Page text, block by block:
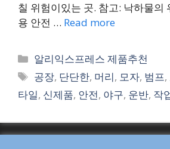
칠 위험이있는 곳. 참고: 낙하물의
용 안전 … Read more
Categories
알리익스프레스 제품추천
Tags
공장, 단단한, 머리, 모자, 범프,
타일, 신제품, 안전, 야구, 운반, 작